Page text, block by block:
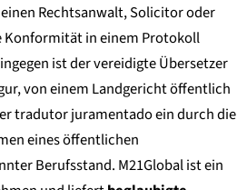
Rechtsanwalt, Solicitor oder
Konformität in einem Protokoll
ist dervereidigte Übersetzer
von einem Landgericht öffentlich
tradutor juramentadoein durch die
eines öffentlichen
Berufsstand. M21Global ist ein